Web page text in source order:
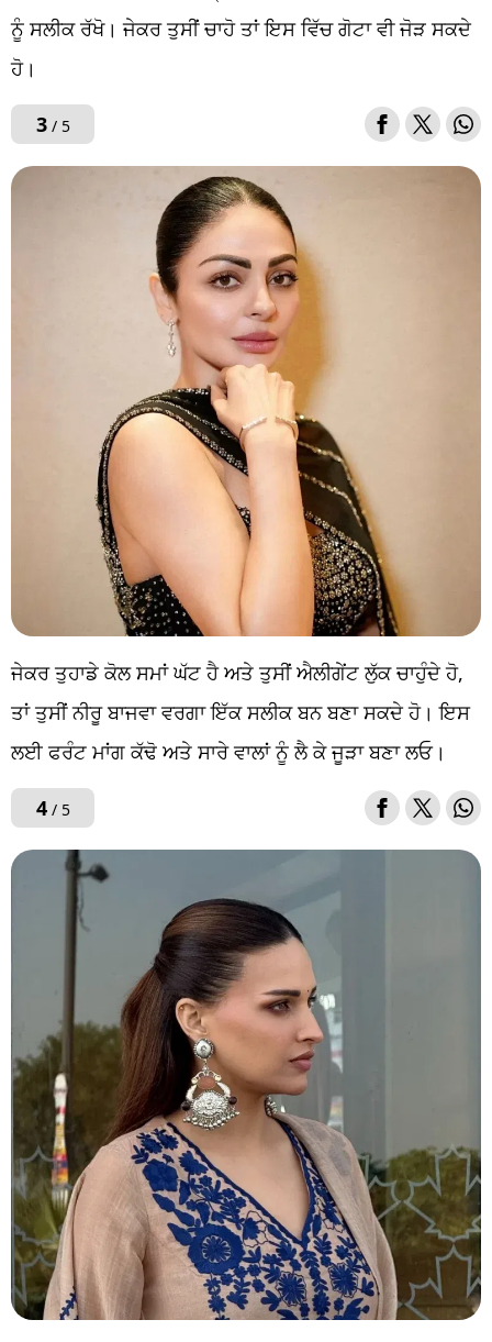
ਨੂੰ ਸਲੀਕ ਰੱਖੋ। ਜੇਕਰ ਤੁਸੀਂ ਚਾਹੋ ਤਾਂ ਇਸ ਵਿੱਚ ਗੋਟਾ ਵੀ ਜੋੜ ਸਕਦੇ
ਹੋ।
3/ 5
ਜੇਕਰ ਤੁਹਾਡੇ ਕੋਲ ਸਮਾਂ ਘੱਟ ਹੈ ਅਤੇ ਤੁਸੀਂ ਐਲੀਗੇਂਟ ਲੁੱਕ ਚਾਹੁੰਦੇ ਹੋ,
ਤਾਂ ਤੁਸੀਂ ਨੀਰੂ ਬਾਜਵਾ ਵਰਗਾ ਇੱਕ ਸਲੀਕ ਬਨ ਬਣਾ ਸਕਦੇ ਹੋ। ਇਸ
ਲਈ ਫਰੰਟ ਮਾਂਗ ਕੱਢੋ ਅਤੇ ਸਾਰੇ ਵਾਲਾਂ ਨੂੰ ਲੈ ਕੇ ਜੂੜਾ ਬਣਾ ਲਓ।
4/ 5